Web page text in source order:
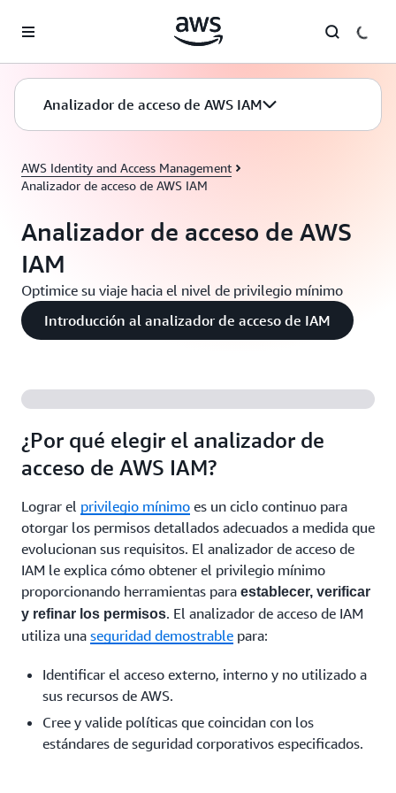
Analizador de acceso de AWS IAM
AWS Identity and Access Management
Analizador de acceso de AWS IAM
Analizador de acceso de AWS
IAM
Optimice su viaje hacia el nivel de privilegio mínimo
Introducción al analizador de acceso de IAM
¿Por qué elegir el analizador de
acceso de AWS IAM?
Lograr el privilegio mínimo es un ciclo continuo para
otorgar los permisos detallados adecuados a medida que
evolucionan sus requisitos. El analizador de acceso de
IAM le explica cómo obtener el privilegio mínimo
proporcionando herramientas para establecer, verificar
y refinar los permisos. El analizador de acceso de IAM
utiliza una seguridad demostrable para:
Identificar el acceso externo, interno y no utilizado a
sus recursos de AWS.
Cree y valide políticas que coincidan con los
estándares de seguridad corporativos especificados.